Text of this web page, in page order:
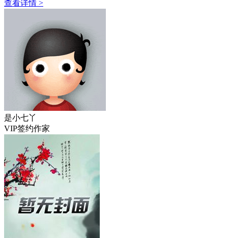
查看详情 >
是小七丫
VIP签约作家